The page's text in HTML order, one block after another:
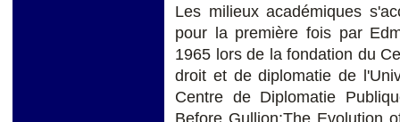
Les milieux académiques
pour la première fois par
1965 lors de la fondation du
droit et de diplomatie de
Centre de Diplomatie
Before Gullion:The Evolution